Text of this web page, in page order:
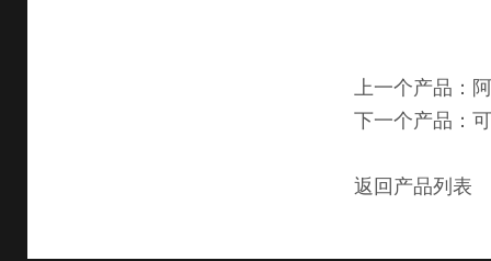
上一个产品：
下一个产品：
返回产品列表